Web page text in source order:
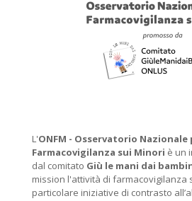
L'ONFM - Osservatorio Nazionale
Farmacovigilanza sui Minori è un
dal comitato Giù le mani dai
mission l'attività di farmacovigilanza
particolare iniziative di contrasto